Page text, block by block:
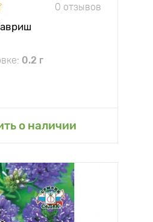
0 отзывов
0.2 г
о наличии